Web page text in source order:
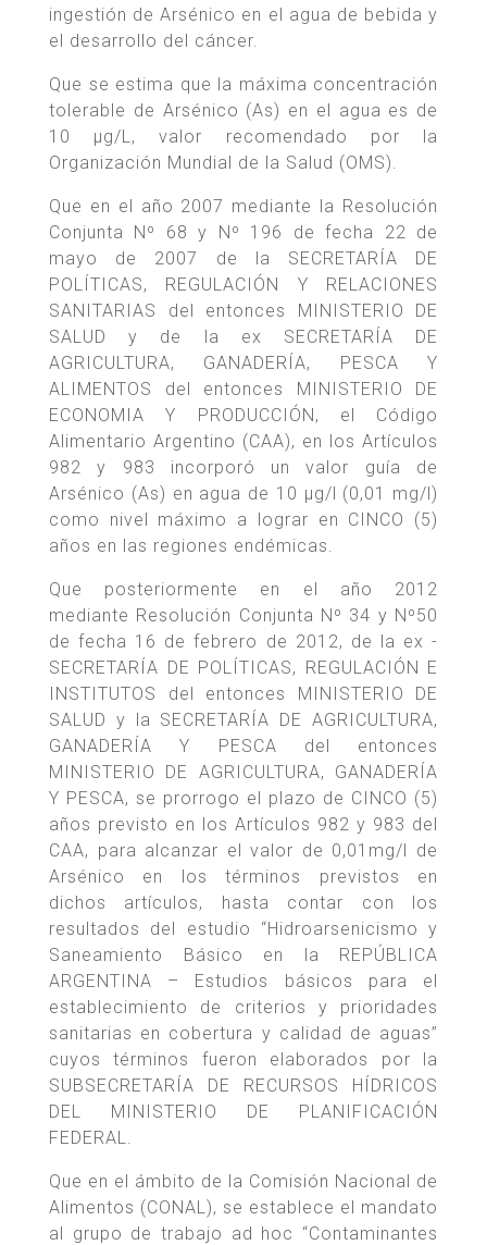
ingestión de Arsénico en el agua de bebida y
el desarrollo del cáncer.
Que se estima que la máxima concentración
tolerable de Arsénico (As) en el agua es de
10 µg/L, valor recomendado por la
Organización Mundial de la Salud (OMS).
Que en el año 2007 mediante la Resolución
Conjunta Nº 68 y Nº 196 de fecha 22 de
mayo de 2007 de la SECRETARÍA DE
POLÍTICAS, REGULACIÓN Y RELACIONES
SANITARIAS del entonces MINISTERIO DE
SALUD y de la ex SECRETARÍA DE
AGRICULTURA, GANADERÍA, PESCA Y
ALIMENTOS del entonces MINISTERIO DE
ECONOMIA Y PRODUCCIÓN, el Código
Alimentario Argentino (CAA), en los Artículos
982 y 983 incorporó un valor guía de
Arsénico (As) en agua de 10 µg/l (0,01 mg/l)
como nivel máximo a lograr en CINCO (5)
años en las regiones endémicas.
Que posteriormente en el año 2012
mediante Resolución Conjunta Nº 34 y Nº50
de fecha 16 de febrero de 2012, de la ex -
SECRETARÍA DE POLÍTICAS, REGULACIÓN E
INSTITUTOS del entonces MINISTERIO DE
SALUD y la SECRETARÍA DE AGRICULTURA,
GANADERÍA Y PESCA del entonces
MINISTERIO DE AGRICULTURA, GANADERÍA
Y PESCA, se prorrogo el plazo de CINCO (5)
años previsto en los Artículos 982 y 983 del
CAA, para alcanzar el valor de 0,01mg/l de
Arsénico en los términos previstos en
dichos artículos, hasta contar con los
resultados del estudio “Hidroarsenicismo y
Saneamiento Básico en la REPÚBLICA
ARGENTINA – Estudios básicos para el
establecimiento de criterios y prioridades
sanitarias en cobertura y calidad de aguas”
cuyos términos fueron elaborados por la
SUBSECRETARÍA DE RECURSOS HÍDRICOS
DEL MINISTERIO DE PLANIFICACIÓN
FEDERAL.
Que en el ámbito de la Comisión Nacional de
Alimentos (CONAL), se establece el mandato
al grupo de trabajo ad hoc “Contaminantes